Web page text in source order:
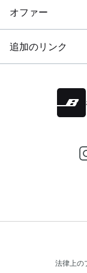
オファー
追加のリンク
法律上の